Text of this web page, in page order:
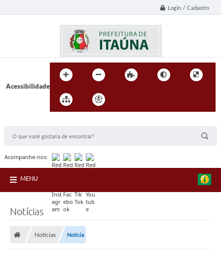
Login / Cadastro
Acessibilidade
Acompanhe-nos:
MENU
Notícias
Notícias Notícia